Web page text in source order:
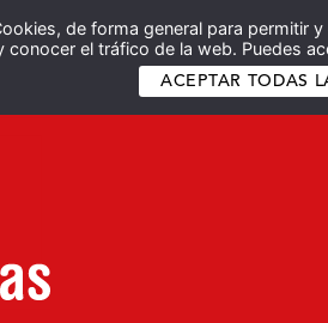
de forma general para permitir
conocer el tráfico de la web. Puedes
ACEPTAR TODAS